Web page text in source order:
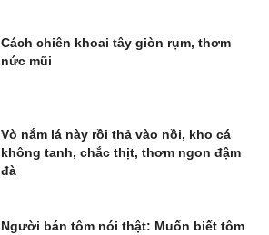
Cách chiên khoai tây giòn rụm, thơm
nức mũi
Vò nắm lá này rồi thả vào nồi, kho cá
không tanh, chắc thịt, thơm ngon đậm
đà
Người bán tôm nói thật: Muốn biết tôm